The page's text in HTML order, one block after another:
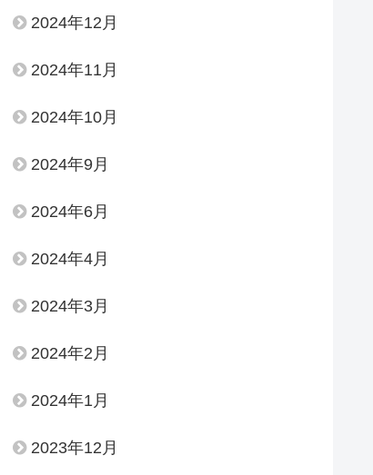
2024年12月
2024年11月
2024年10月
2024年9月
2024年6月
2024年4月
2024年3月
2024年2月
2024年1月
2023年12月